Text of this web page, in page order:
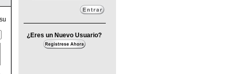
¿Eres un Nuevo Usuario?